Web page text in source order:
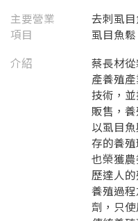
主要營業
項目
去刺虱
虱目魚
介紹
蔡長材
產養殖
技術，
販售，
以虱目
存的養
也榮獲
歷達人的
養殖過
劑，只